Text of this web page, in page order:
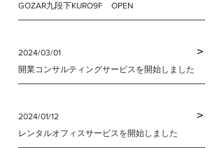
GOZAR九段下KURO9F OPEN
2024/03/01 >
開業コンサルティングサービスを開始しました
2024/01/12 >
レンタルオフィスサービスを開始しました